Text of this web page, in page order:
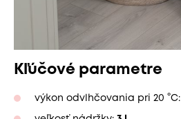
Kľúčové parametre
výkon odvlhčovania pri 20 °C: